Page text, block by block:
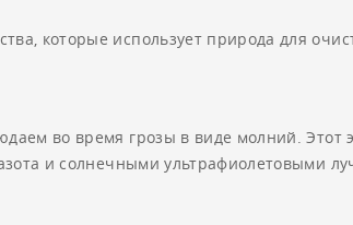
которые использует природа для
во время грозы в виде молний. Этот
и солнечными ультрафиолетовыми